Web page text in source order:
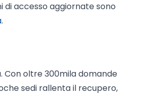
accesso aggiornate sono
.
Con oltre 300mila domande
sedi rallenta il recupero,